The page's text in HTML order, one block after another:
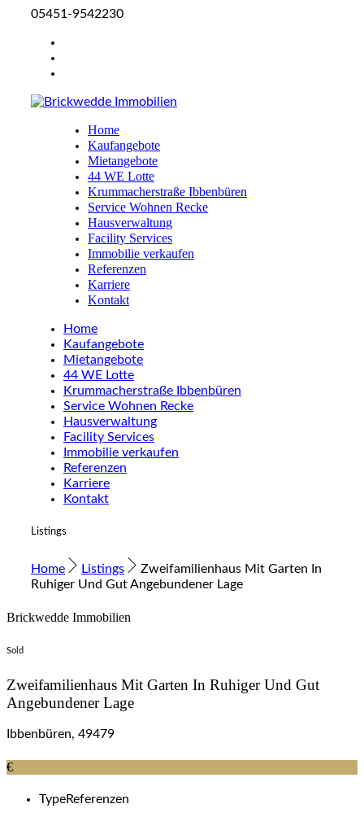
05451-9542230
Home
Kaufangebote
Mietangebote
44 WE Lotte
Krummacherstraße Ibbenbüren
Service Wohnen Recke
Hausverwaltung
Facility Services
Immobilie verkaufen
Referenzen
Karriere
Kontakt
Home
Kaufangebote
Mietangebote
44 WE Lotte
Krummacherstraße Ibbenbüren
Service Wohnen Recke
Hausverwaltung
Facility Services
Immobilie verkaufen
Referenzen
Karriere
Kontakt
Listings
Home Listings
Zweifamilienhaus Mit Garten In
Ruhiger Und Gut Angebundener Lage
Brickwedde Immobilien
Sold
Zweifamilienhaus Mit Garten In Ruhiger Und Gut
Angebundener Lage
Ibbenbüren, 49479
€
TypeReferenzen